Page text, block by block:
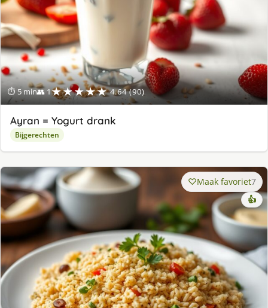
⏱ 5 min👥 1★★★★★ 4.64 (90)
Ayran = Yogurt drank
Bijgerechten
Maak favoriet7
👍